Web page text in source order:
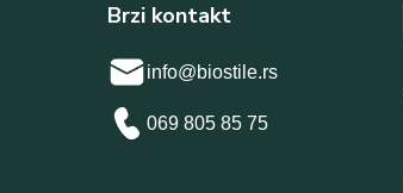
Brzi kontakt
info@biostile.rs
069 805 85 75